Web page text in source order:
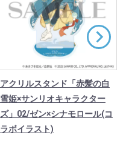
アクリルスタンド「赤髪の白
雪姫×サンリオキャラクター
ズ」02/ゼン×シナモロール(コ
ラボイラスト)